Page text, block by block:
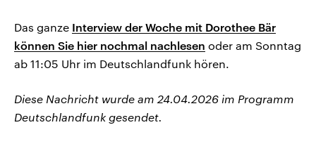
Das ganze Interview der Woche mit Dorothee Bär
können Sie hier nochmal nachlesen oder am Sonntag
ab 11:05 Uhr im Deutschlandfunk hören.
Diese Nachricht wurde am 24.04.2026 im Programm
Deutschlandfunk gesendet.